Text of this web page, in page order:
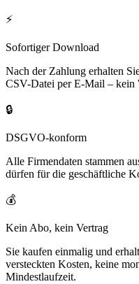
⚡
Sofortiger Download
Nach der Zahlung erhalten
CSV-Datei per E-Mail – kein
🔒
DSGVO-konform
Alle Firmendaten stammen
dürfen für die geschäftliche
💰
Kein Abo, kein Vertrag
Sie kaufen einmalig und
versteckten Kosten, keine
Mindestlaufzeit.